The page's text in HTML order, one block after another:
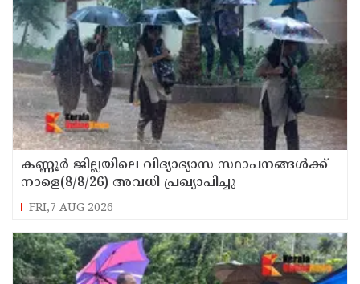
കണ്ണൂർ ജില്ലയിലെ വിദ്യാഭ്യാസ സ്ഥാപനങ്ങള്‍ക്ക്
നാളെ(8/8/26) അവധി പ്രഖ്യാപിച്ചു
FRI,7 AUG 2026